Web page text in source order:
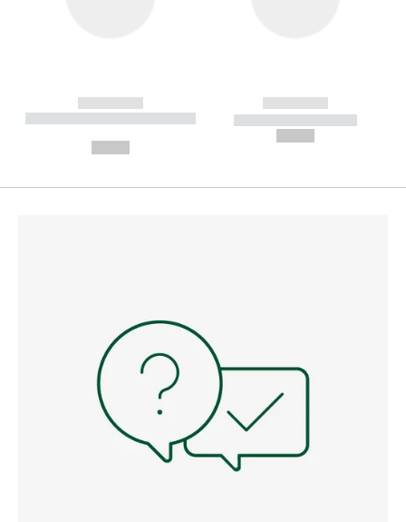
------------
----------- ----------- --------
------------
----------- -----------